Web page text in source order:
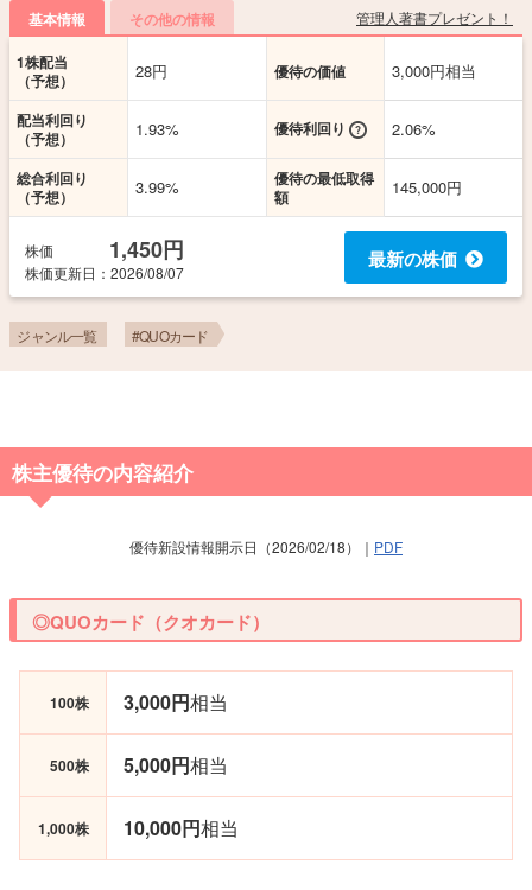
基本情報 その他の情報 管理人著書プレゼント！
1株配当
（予想）
28円 優待の価値 3,000円相当
配当利回り
（予想）
1.93% 優待利回り 2.06%
総合利回り
（予想）
3.99%
優待の最低取得
額
145,000円
株価 1,450円
株価更新日 ：2026/08/07
最新の株価
ジャンル一覧 #QUOカード
株主優待の内容紹介
優待新設情報開示日（2026/02/18）｜ PDF
◎QUOカード（クオカード）
100株 3,000円相当
500株 5,000円相当
1,000株 10,000円相当